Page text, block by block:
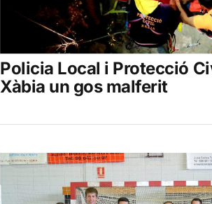
Policia Local i Protecció
Xàbia un gos malferit